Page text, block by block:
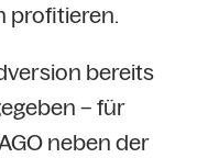
profitieren.
bereits
– für
neben der